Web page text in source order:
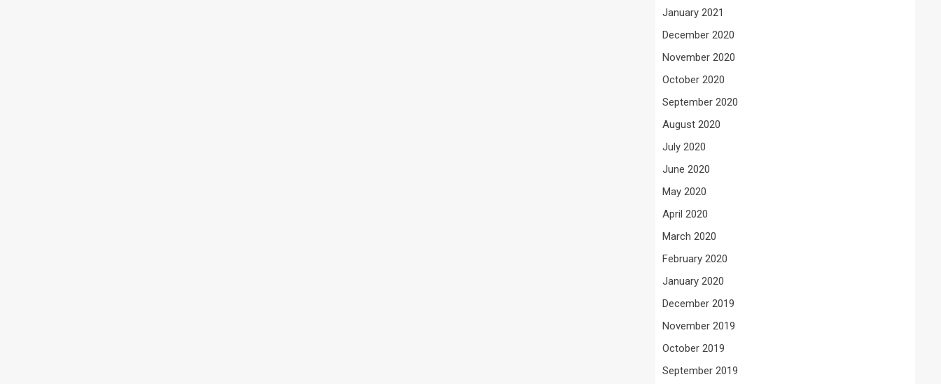
January 2021
December 2020
November 2020
October 2020
September 2020
August 2020
July 2020
June 2020
May 2020
April 2020
March 2020
February 2020
January 2020
December 2019
November 2019
October 2019
September 2019